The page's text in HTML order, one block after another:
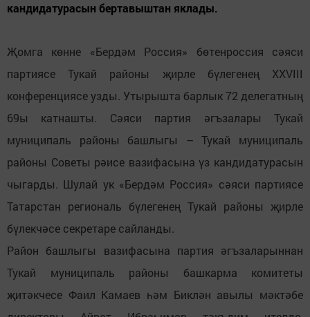
кандидатурасын бертавыштан яклады.
Җомга көнне «Бердәм Россия» бөтенроссия сәяси
партиясе Тукай районы җирле бүлегенең XXVIII
конференциясе узды. Утырышта барлык 72 делегатның
69ы катнашты. Сәяси партия әгъзалары Тукай
муниципаль районы башлыгы – Тукай муниципаль
районы Советы рәисе вазифасына үз кандидатурасын
чыгарды. Шулай ук «Бердәм Россия» сәяси партиясе
Татарстан региональ бүлегенең Тукай районы җирле
бүлекчәсе секретаре сайланды.
Район башлыгы вазифасына партия әгъзаларыннан
Тукай муниципаль районы башкарма комитеты
җитәкчесе Фаил Камаев һәм Биклән авылы мәктәбе